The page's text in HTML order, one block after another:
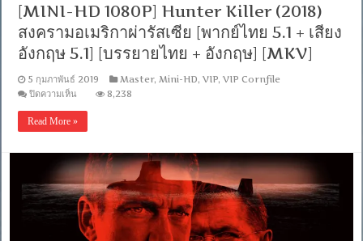
[MINI-HD 1080P] Hunter Killer (2018)
สงครามอเมริกาผ่ารัสเซีย [พากย์ไทย 5.1 + เสียง
อังกฤษ 5.1] [บรรยายไทย + อังกฤษ] [MKV]
5 กุมภาพันธ์ 2019 Master, Mini-HD,VIP,VIP Cornfile
ปิดความเห็น
1080P]
Killer
(2018)
สงคราม
อเมริกา
ผ่า
รัสเซีย
[พากย์
8,238
Read More »